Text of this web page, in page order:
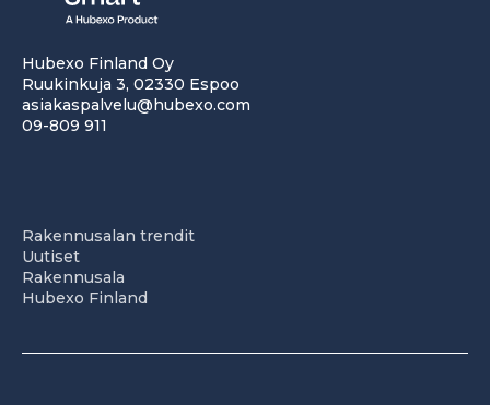
Hubexo Finland Oy
Ruukinkuja 3, 02330 Espoo
asiakaspalvelu@hubexo.com
09-809 911
Rakennusalan trendit
Uutiset
Rakennusala
Hubexo Finland